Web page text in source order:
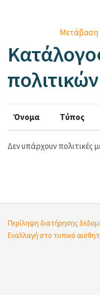
Μετάβαση
πολιτικών
Όνομα Τύπος
Δεν υπάρχουν πολιτικές
Περίληψη διατήρησης
Εναλλαγή στο τυπικό